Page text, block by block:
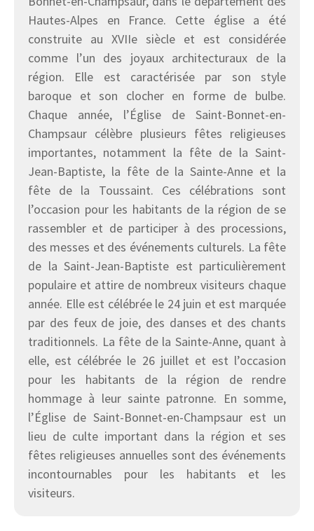
Hautes-Alpes en France. Cette église a été
construite au XVIIe siècle et est considérée
comme l’un des joyaux architecturaux de la
région. Elle est caractérisée par son style
baroque et son clocher en forme de bulbe.
Chaque année, l’Église de Saint-Bonnet-en-
Champsaur célèbre plusieurs fêtes religieuses
importantes, notamment la fête de la Saint-
Jean-Baptiste, la fête de la Sainte-Anne et la
fête de la Toussaint. Ces célébrations sont
l’occasion pour les habitants de la région de se
rassembler et de participer à des processions,
des messes et des événements culturels. La fête
de la Saint-Jean-Baptiste est particulièrement
populaire et attire de nombreux visiteurs chaque
année. Elle est célébrée le 24 juin et est marquée
par des feux de joie, des danses et des chants
traditionnels. La fête de la Sainte-Anne, quant à
elle, est célébrée le 26 juillet et est l’occasion
pour les habitants de la région de rendre
hommage à leur sainte patronne. En somme,
l’Église de Saint-Bonnet-en-Champsaur est un
lieu de culte important dans la région et ses
fêtes religieuses annuelles sont des événements
incontournables pour les habitants et les
visiteurs.